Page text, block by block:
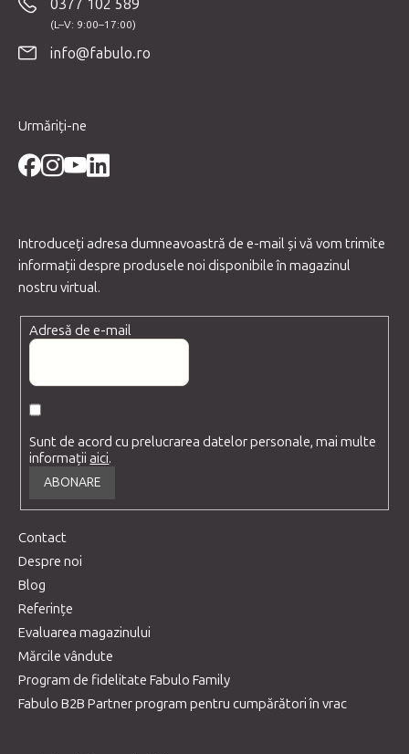
0377 102 589
info@fabulo.ro
Urmăriți-ne
Introduceţi adresa dumneavoastră de e-mail şi vă vom trimite
informaţii despre produsele noi disponibile în magazinul
nostru virtual.
Adresă de e-mail
Sunt de acord cu prelucrarea datelor personale, mai multe
informațiiaici.
ABONARE
Contact
Despre noi
Blog
Referințe
Evaluarea magazinului
Mărcile vândute
Program de fidelitate Fabulo Family
Fabulo B2B Partner program pentru cumpărători în vrac